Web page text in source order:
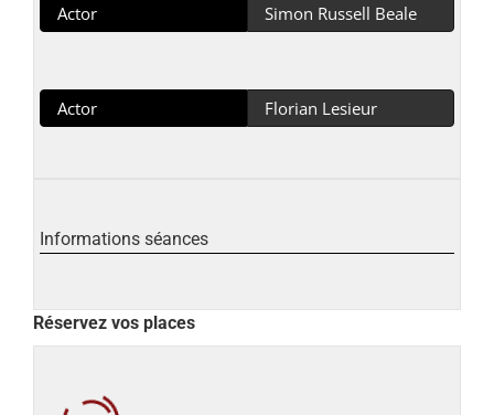
Actor Simon Russell Beale
Actor Florian Lesieur
Informations séances
Réservez vos places